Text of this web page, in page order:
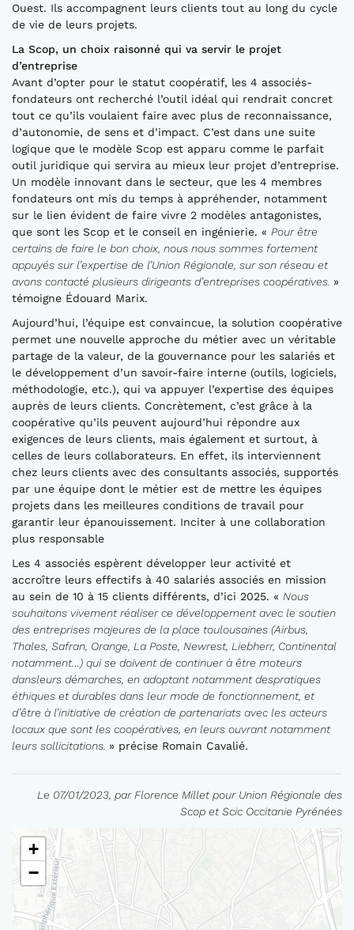
Ouest. Ils accompagnent leurs clients tout au long du cycle
de vie de leurs projets.
La Scop, un choix raisonné qui va servir le projet
d’entreprise
Avant d’opter pour le statut coopératif, les 4 associés-
fondateurs ont recherché l’outil idéal qui rendrait concret
tout ce qu’ils voulaient faire avec plus de reconnaissance,
d’autonomie, de sens et d’impact. C’est dans une suite
logique que le modèle Scop est apparu comme le parfait
outil juridique qui servira au mieux leur projet d’entreprise.
Un modèle innovant dans le secteur, que les 4 membres
fondateurs ont mis du temps à appréhender, notamment
sur le lien évident de faire vivre 2 modèles antagonistes,
que sont les Scop et le conseil en ingénierie. « Pour être
certains de faire le bon choix, nous nous sommes fortement
appuyés sur l’expertise de l’Union Régionale, sur son réseau et
avons contacté plusieurs dirigeants d’entreprises coopératives. »
témoigne Édouard Marix.
Aujourd’hui, l’équipe est convaincue, la solution coopérative
permet une nouvelle approche du métier avec un véritable
partage de la valeur, de la gouvernance pour les salariés et
le développement d’un savoir-faire interne (outils, logiciels,
méthodologie, etc.), qui va appuyer l’expertise des équipes
auprès de leurs clients. Concrètement, c’est grâce à la
coopérative qu’ils peuvent aujourd’hui répondre aux
exigences de leurs clients, mais également et surtout, à
celles de leurs collaborateurs. En effet, ils interviennent
chez leurs clients avec des consultants associés, supportés
par une équipe dont le métier est de mettre les équipes
projets dans les meilleures conditions de travail pour
garantir leur épanouissement. Inciter à une collaboration
plus responsable
Les 4 associés espèrent développer leur activité et
accroître leurs effectifs à 40 salariés associés en mission
au sein de 10 à 15 clients différents, d’ici 2025. « Nous
souhaitons vivement réaliser ce développement avec le soutien
des entreprises majeures de la place toulousaines (Airbus,
Thales, Safran, Orange, La Poste, Newrest, Liebherr, Continental
notamment…) qui se doivent de continuer à être moteurs
dansleurs démarches, en adoptant notamment despratiques
éthiques et durables dans leur mode de fonctionnement, et
d’être à l’initiative de création de partenariats avec les acteurs
locaux que sont les coopératives, en leurs ouvrant notamment
leurs sollicitations. » précise Romain Cavalié.
Le 07/01/2023, par Florence Millet pour Union Régionale des
Scop et Scic Occitanie Pyrénées
+
−